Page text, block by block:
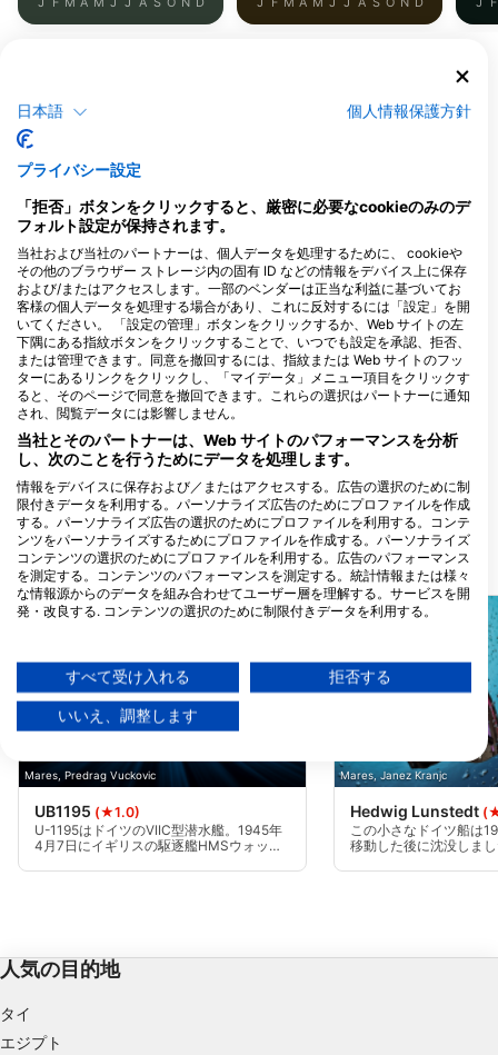
グセンター
Ipswich Scuba
イギリス
Sunken Dreams Scuba
Diving Academy
Divecrew Training
Brookers Corner, RG45 6ST
Crowthorne, イギリス
Dive 90 Ltd.
Unit 4-5 Knightsbridge
Cheltenham, イギリス
Dive with Jimmy
82 College Street, MK42
8LU Kempston, イギリス
11 Brett Road, EN5
london, イギリス
ス
Unit 2 ground floor,
Wickers yard,
Horam, イギリス
近くのダイブサイト
Mares, Predrag Vuckovic
UB1195 (★1.0)
U-1195はドイツのVIIC型潜水艦。1945年
4月7日にイギリスの駆逐艦HMSウォッチ
た。圧力船体で分離されたコニングタワー
Mares, Janez Kranjc
Hedwig Lunstedt
この小さなドイツ船は
移動した後に沈没しま
9マイル沖にいる。視認
人気の目的地
タイ
エジプト
日本語 個人情報保護方針
プライバシー設定
「拒否」ボタンをクリックすると、厳密に必要なcookieのみのデ
フォルト設定が保持されます。
当社および当社のパートナーは、個人データを処理するために、 cookieや
その他のブラウザー ストレージ内の固有 ID などの情報をデバイス上に保存
および/またはアクセスします。一部のベンダーは正当な利益に基づいてお
客様の個人データを処理する場合があり、これに反対するには「設定」を開
いてください。 「設定の管理」ボタンをクリックするか、Web サイトの左
下隅にある指紋ボタンをクリックすることで、いつでも設定を承認、拒否、
または管理できます。同意を撤回するには、指紋または Web サイトのフッ
ターにあるリンクをクリックし、「マイデータ」メニュー項目をクリックす
ると、そのページで同意を撤回できます。これらの選択はパートナーに通知
され、閲覧データには影響しません。
当社とそのパートナーは、Web サイトのパフォーマンスを分析
し、次のことを行うためにデータを処理します。
情報をデバイスに保存および／またはアクセスする。広告の選択のために制
限付きデータを利用する。パーソナライズ広告のためにプロファイルを作成
する。パーソナライズ広告の選択のためにプロファイルを利用する。コンテ
ンツをパーソナライズするためにプロファイルを作成する。パーソナライズ
コンテンツの選択のためにプロファイルを利用する。広告のパフォーマンス
を測定する。コンテンツのパフォーマンスを測定する。統計情報または様々
な情報源からのデータを組み合わせてユーザー層を理解する。サービスを開
発・改良する. コンテンツの選択のために制限付きデータを利用する。
データは欧州連合外で共有され、米国に送信される場合があります。
お客様の同意とcookieポリシーは、この Web サイト/アプリにのみ適用され
当社はお客様のデータを次の目的で使用します。
情報をデバイスに保存および／またはアクセス
する
成する
すべて受け入れる 拒否する
いいえ、調整します